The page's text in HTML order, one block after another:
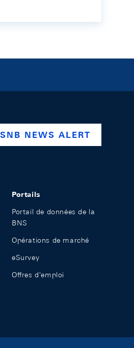
company/swiss-
www.youtube.com/
SNB NEWS ALERT
Portails
Portail de données de la
BNS
Opérations de marché
eSurvey
Offres d'emploi